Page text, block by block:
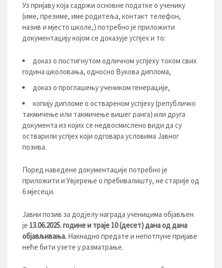
Уз пријаву која садржи основне податке о ученику
(име, презиме, име родитеља, контакт телефон,
назив и мјесто школе,) потребно је приложити
документацију којом се доказује успјех и то:
доказ о постигнутом одличном успјеху током свих
година школовања, односно Вукова диплома,
доказ о проглашењу учеником генерације,
копију дипломе о оствареном успјеху (републичко
такмичење или такмичење вишег ранга) или друга
документа из којих се недвосмислено види да су
остварили успјех који одговара условима Јавног
позива.
Поред наведене документације потребно је
приложити и Увјерење о пребивалишту, не старије од
6 мјесеци.
Јавни позив за додјелу награда ученицима објављен
је 13.06.2025. године и траје 10 (десет)дана од дана
објављивања. Накнадно предате и непотпуне пријаве
неће бити узете у разматрање.